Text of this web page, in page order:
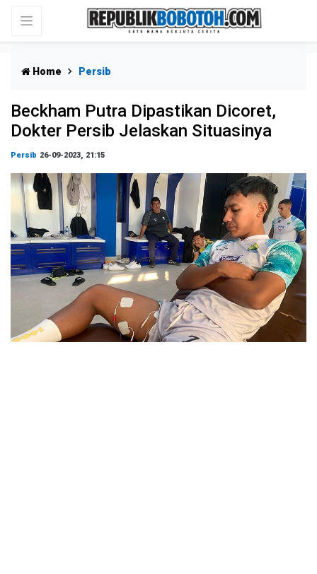
Home Persib
Beckham Putra Dipastikan Dicoret,
Dokter Persib Jelaskan Situasinya
Persib 26-09-2023, 21:15